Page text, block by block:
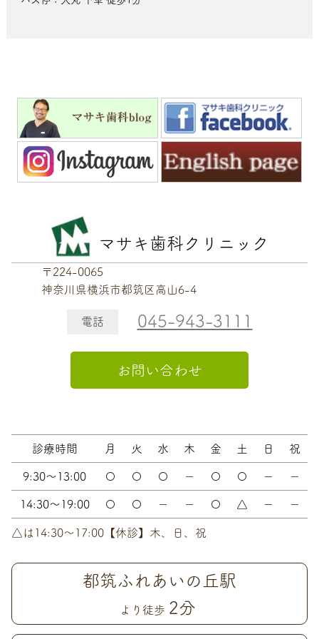
マサキ歯科クリニック
〒224-0065
神奈川県横浜市都筑区高山6-4
電話 045-943-3111
お問い合わせ
診療時間 月 火 水 木 金 土 日 祝
9:30～13:00 〇 〇 〇 － 〇 〇 － －
14:30～19:00 〇 〇 － － 〇 △ － －
△は14:30〜17:00【休診】木、日、祝
都筑ふれあいの丘駅
より徒歩 2分